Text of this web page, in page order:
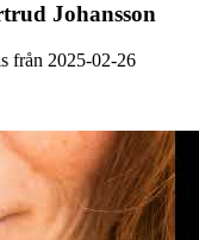
Johansson
från 2025-02-26